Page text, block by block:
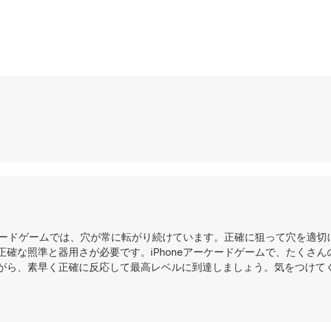
ゲームでは、穴が常に転がり続けています。正確に狙って穴を適切
な照準と器用さが必要です。iPhoneアーケードゲームで、たくさん
、素早く正確に反応して最高レベルに到達しましょう。気をつけて